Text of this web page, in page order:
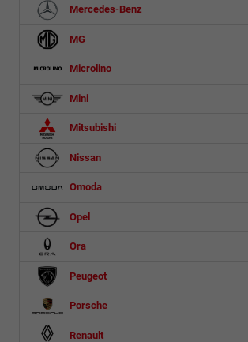
Mercedes-Benz
MG
Microlino
Mini
Mitsubishi
Nissan
Omoda
Opel
Ora
Peugeot
Porsche
Renault